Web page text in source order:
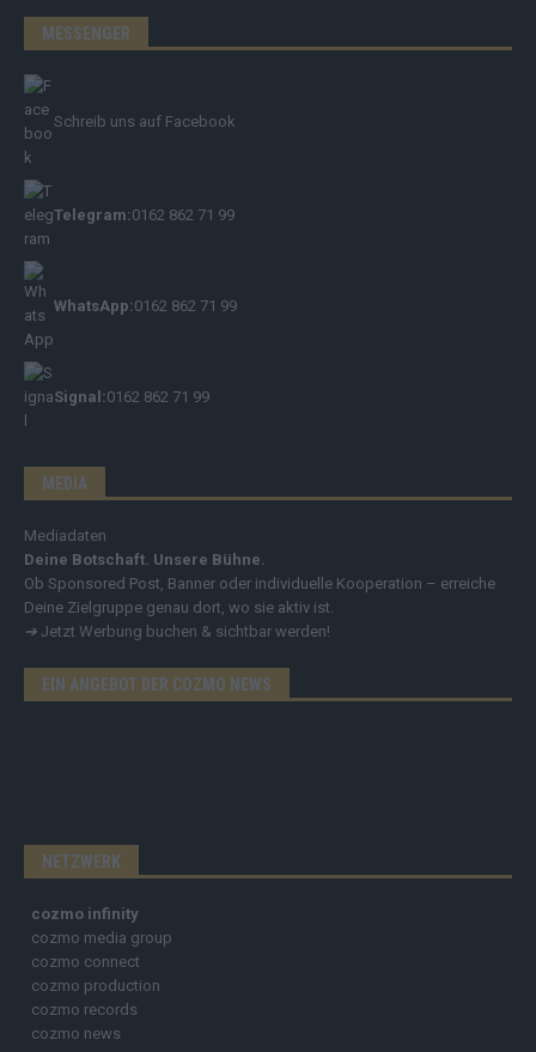
MESSENGER
Schreib uns auf Facebook
Telegram:0162 862 71 99
WhatsApp:0162 862 71 99
Signal:0162 862 71 99
MEDIA
Mediadaten
Deine Botschaft. Unsere Bühne.
Ob Sponsored Post, Banner oder individuelle Kooperation – erreiche
Deine Zielgruppe genau dort, wo sie aktiv ist.
➔ Jetzt Werbung buchen & sichtbar werden!
EIN ANGEBOT DER COZMO NEWS
NETZWERK
cozmo infinity
cozmo media group
cozmo connect
cozmo production
cozmo records
cozmo news